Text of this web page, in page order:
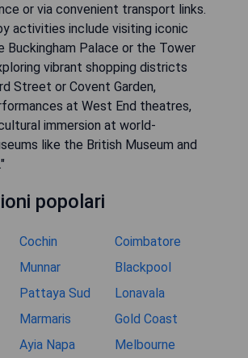
or via convenient transport links.
activities include visiting iconic
Buckingham Palace or the Tower
vibrant shopping districts
Street or Covent Garden,
at West End theatres,
immersion at world-
like the British Museum and
popolari
Cochin
Coimbatore
Munnar
Blackpool
Pattaya Sud
Lonavala
Marmaris
Gold Coast
Ayia Napa Melbourne